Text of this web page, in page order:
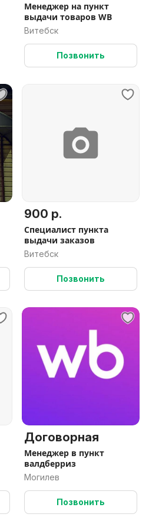
Менеджер на пункт
выдачи товаров WB
Витебск
Позвонить
900 р.
Специалист пункта
выдачи заказов
Витебск
Позвонить
Договорная
Менеджер в пункт
валдберриз
Могилев
Позвонить